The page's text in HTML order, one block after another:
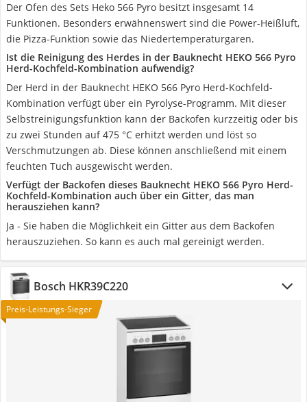
Der Ofen des Sets Heko 566 Pyro besitzt insgesamt 14
Funktionen. Besonders erwähnenswert sind die Power-Heißluft,
die Pizza-Funktion sowie das Niedertemperaturgaren.
Ist die Reinigung des Herdes in der Bauknecht HEKO 566 Pyro
Herd-Kochfeld-Kombination aufwendig?
Der Herd in der Bauknecht HEKO 566 Pyro Herd-Kochfeld-
Kombination verfügt über ein Pyrolyse-Programm. Mit dieser
Selbstreinigungsfunktion kann der Backofen kurzzeitig oder bis
zu zwei Stunden auf 475 °C erhitzt werden und löst so
Verschmutzungen ab. Diese können anschließend mit einem
feuchten Tuch ausgewischt werden.
Verfügt der Backofen dieses Bauknecht HEKO 566 Pyro Herd-
Kochfeld-Kombination auch über ein Gitter, das man
herausziehen kann?
Ja - Sie haben die Möglichkeit ein Gitter aus dem Backofen
herauszuziehen. So kann es auch mal gereinigt werden.
Bosch HKR39C220
Preis-Leistungs-Sieger